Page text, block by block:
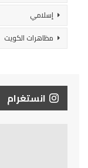
إسلامي
مظاهرات الكويت
انستغرام